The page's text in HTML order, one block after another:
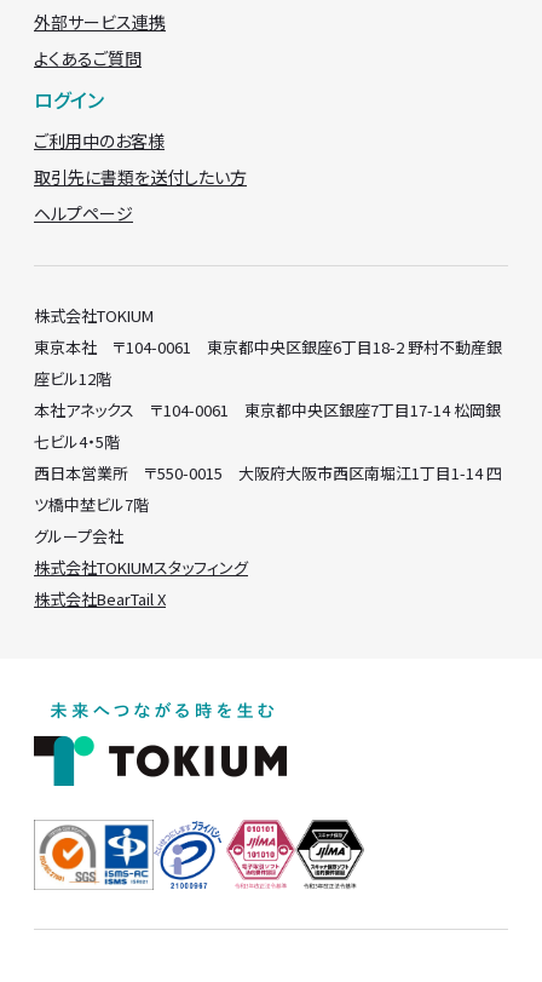
外部サービス連携
よくあるご質問
ログイン
ご利用中のお客様
取引先に書類を送付したい方
ヘルプページ
株式会社TOKIUM
東京本社 〒104-0061 東京都中央区銀座6丁目18-2 野村不動産銀
座ビル12階
本社アネックス 〒104-0061 東京都中央区銀座7丁目17-14 松岡銀
七ビル4・5階
西日本営業所 〒550-0015 大阪府大阪市西区南堀江1丁目1-14 四
ツ橋中埜ビル7階
グループ会社
株式会社TOKIUMスタッフィング
株式会社BearTail X